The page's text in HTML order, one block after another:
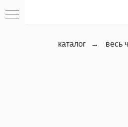
каталог → весь